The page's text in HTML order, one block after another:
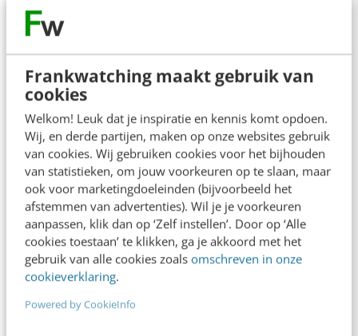
Frankwatching maakt gebruik van
cookies
Welkom! Leuk dat je inspiratie en kennis komt opdoen.
Wij, en derde partijen, maken op onze websites gebruik
van cookies. Wij gebruiken cookies voor het bijhouden
van statistieken, om jouw voorkeuren op te slaan, maar
ook voor marketingdoeleinden (bijvoorbeeld het
afstemmen van advertenties). Wil je je voorkeuren
aanpassen, klik dan op ‘Zelf instellen’. Door op ‘Alle
cookies toestaan’ te klikken, ga je akkoord met het
gebruik van alle cookies zoals omschreven in onze
cookieverklaring.
Powered by CookieInfo
ingewikkelde, creatieve en onhaalbare projecten.
integriteit van…
Nils Vermeire